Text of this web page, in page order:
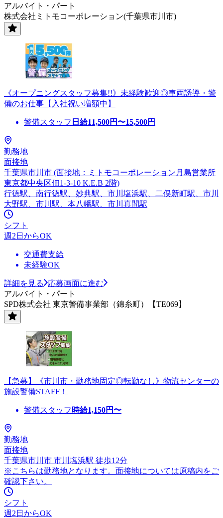
アルバイト・パート
株式会社ミトモコーポレーション(千葉県市川市)
《オープニングスタッフ募集!!》未経験歓迎◎車両誘導・警
備のお仕事【入社祝い増額中】
警備スタッフ 日給11,500円〜15,500円
勤務地
面接地
千葉県市川市 (面接地：ミトモコーポレーション月島営業所
東京都中央区佃1-3-10 K.E.B 2階)
行徳駅、南行徳駅、妙典駅、市川塩浜駅、二俣新町駅、市川
大野駅、市川駅、本八幡駅、市川真間駅
シフト
週2日からOK
交通費支給
未経験OK
詳細を見る
応募画面に進む
アルバイト・パート
SPD株式会社 東京警備事業部（錦糸町）【TE069】
【急募】《市川市・勤務地固定◎転勤なし》物流センターの
施設警備STAFF！
警備スタッフ 時給1,150円〜
勤務地
面接地
千葉県市川市 市川塩浜駅 徒歩12分
※こちらは勤務地となります。面接地については原稿内をご
確認下さい。
シフト
週2日からOK